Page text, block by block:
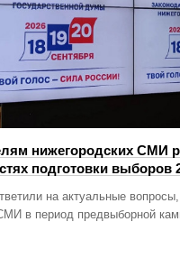
нижегородских СМИ
подготовки выборов
на актуальные
в период предвыборной